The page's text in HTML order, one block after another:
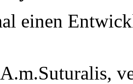
einen
A.m.Suturalis,